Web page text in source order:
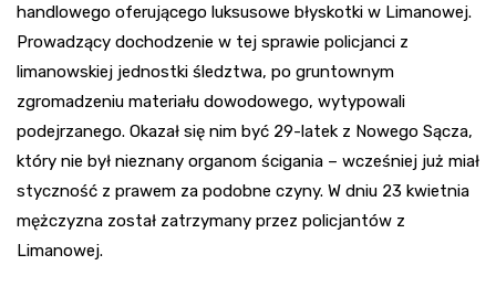
handlowego oferującego luksusowe błyskotki w Limanowej.
Prowadzący dochodzenie w tej sprawie policjanci z
limanowskiej jednostki śledztwa, po gruntownym
zgromadzeniu materiału dowodowego, wytypowali
podejrzanego. Okazał się nim być 29-latek z Nowego Sącza,
który nie był nieznany organom ścigania – wcześniej już miał
styczność z prawem za podobne czyny. W dniu 23 kwietnia
mężczyzna został zatrzymany przez policjantów z
Limanowej.